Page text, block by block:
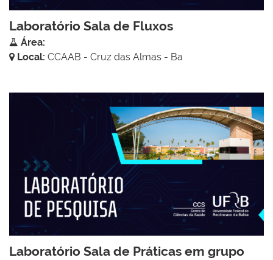
Laboratório Sala de Fluxos
Área:
Local: CCAAB - Cruz das Almas - Ba
Laboratório Sala de Práticas em grupo